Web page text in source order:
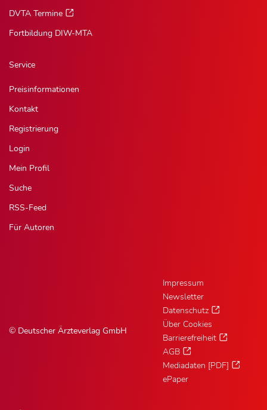
DVTA Termine
Fortbildung DIW-MTA
Service
Preisinformationen
Kontakt
Registrierung
Login
Mein Profil
Suche
RSS-Feed
Für Autoren
© Deutscher Ärzteverlag GmbH
Impressum
Newsletter
Datenschutz
Über Cookies
Barrierefreiheit
AGB
Mediadaten [PDF]
ePaper